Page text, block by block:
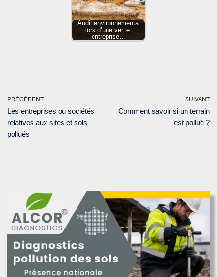
Audit environnemental
lors d’une vente:
entreprise…
PRÉCÉDENT
Les entreprises ou sociétés
relatives aux sites et sols
pollués
SUIVANT
Comment savoir si un terrain
est pollué ?